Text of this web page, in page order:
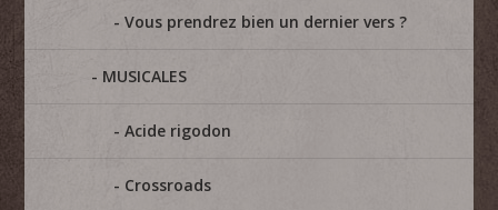
Vous prendrez bien un dernier vers ?
MUSICALES
Acide rigodon
Crossroads